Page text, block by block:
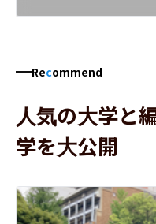
Recommend
人気の大学と
学を大公開